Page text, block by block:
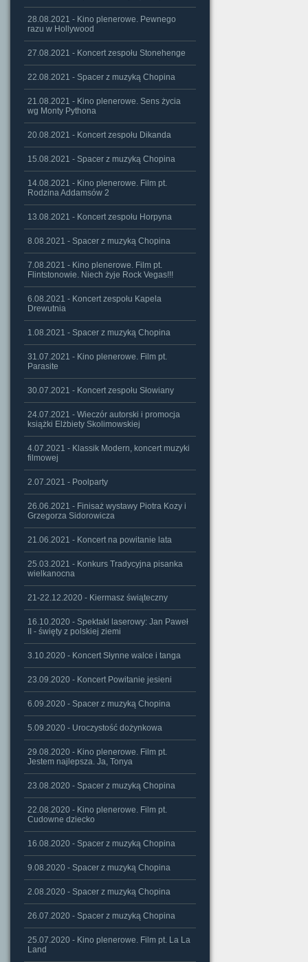
28.08.2021 - Kino plenerowe. Pewnego
razu w Hollywood
27.08.2021 - Koncert zespołu Stonehenge
22.08.2021 - Spacer z muzyką Chopina
21.08.2021 - Kino plenerowe. Sens życia
wg Monty Pythona
20.08.2021 - Koncert zespołu Dikanda
15.08.2021 - Spacer z muzyką Chopina
14.08.2021 - Kino plenerowe. Film pt.
Rodzina Addamsów 2
13.08.2021 - Koncert zespołu Horpyna
8.08.2021 - Spacer z muzyką Chopina
7.08.2021 - Kino plenerowe. Film pt.
Flintstonowie. Niech żyje Rock Vegas!!!
6.08.2021 - Koncert zespołu Kapela
Drewutnia
1.08.2021 - Spacer z muzyką Chopina
31.07.2021 - Kino plenerowe. Film pt.
Parasite
30.07.2021 - Koncert zespołu Słowiany
24.07.2021 - Wieczór autorski i promocja
książki Elżbiety Skolimowskiej
4.07.2021 - Klassik Modern, koncert muzyki
filmowej
2.07.2021 - Poolparty
26.06.2021 - Finisaż wystawy Piotra Kozy i
Grzegorza Sidorowicza
21.06.2021 - Koncert na powitanie lata
25.03.2021 - Konkurs Tradycyjna pisanka
wielkanocna
21-22.12.2020 - Kiermasz świąteczny
16.10.2020 - Spektakl laserowy: Jan Paweł
II - święty z polskiej ziemi
3.10.2020 - Koncert Słynne walce i tanga
23.09.2020 - Koncert Powitanie jesieni
6.09.2020 - Spacer z muzyką Chopina
5.09.2020 - Uroczystość dożynkowa
29.08.2020 - Kino plenerowe. Film pt.
Jestem najlepsza. Ja, Tonya
23.08.2020 - Spacer z muzyką Chopina
22.08.2020 - Kino plenerowe. Film pt.
Cudowne dziecko
16.08.2020 - Spacer z muzyką Chopina
9.08.2020 - Spacer z muzyką Chopina
2.08.2020 - Spacer z muzyką Chopina
26.07.2020 - Spacer z muzyką Chopina
25.07.2020 - Kino plenerowe. Film pt. La La
Land